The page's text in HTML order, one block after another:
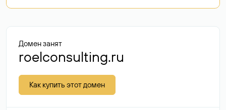
Домен занят
roelconsulting.ru
Как купить этот домен